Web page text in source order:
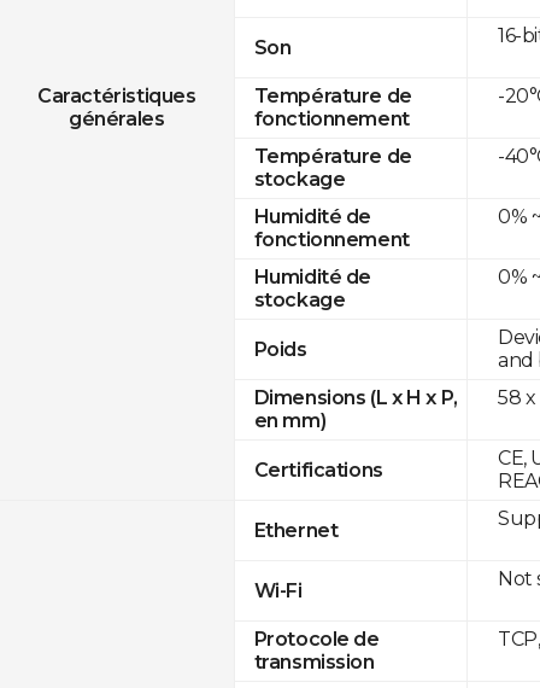
Caractéristiques
générales
Son
Température de
fonctionnement
Température de
stockage
Humidité de
fonctionnement
Humidité de
stockage
Poids
Dimensions (L x H x P,
en mm)
Certifications
Ethernet
Wi-Fi
Protocole de
transmission
16-
-
-
0%
0%
and
58 x
CE,
Not